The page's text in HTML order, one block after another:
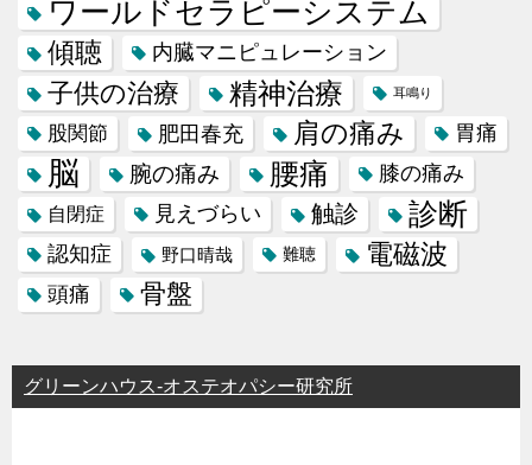
ワールドセラピーシステム
傾聴 内臓マニピュレーション
子供の治療 精神治療 耳鳴り
股関節 肥田春充 肩の痛み 胃痛
脳 腕の痛み 腰痛 膝の痛み
自閉症 見えづらい 触診 診断
認知症 野口晴哉 難聴 電磁波
頭痛 骨盤
グリーンハウス-オステオパシー研究所